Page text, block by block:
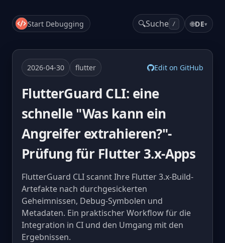
Start Debugging 🔍Suche / 🌐DE▾
2026-04-30 flutter Edit on GitHub
FlutterGuard CLI: eine
schnelle "Was kann ein
Angreifer extrahieren?"-
Prüfung für Flutter 3.x-Apps
FlutterGuard CLI scannt Ihre Flutter 3.x-Build-
Artefakte nach durchgesickerten
Geheimnissen, Debug-Symbolen und
Metadaten. Ein praktischer Workflow für die
Integration in CI und den Umgang mit den
Ergebnissen.